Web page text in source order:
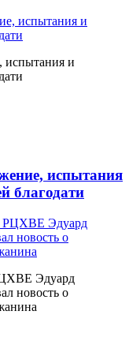
испытания и
испытания
благодати
Эдуард
новость о